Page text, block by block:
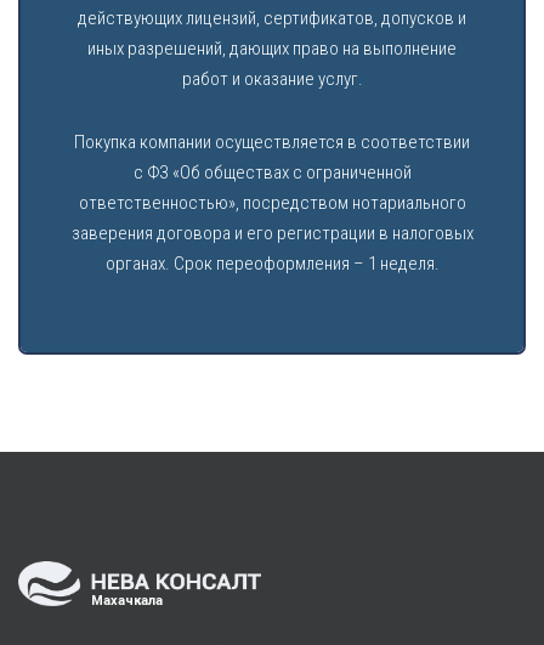
действующих лицензий, сертификатов, допусков и
иных разрешений, дающих право на выполнение
работ и оказание услуг.
Покупка компании осуществляется в соответствии
с ФЗ «Об обществах с ограниченной
ответственностью», посредством нотариального
заверения договора и его регистрации в налоговых
органах. Срок переоформления – 1 неделя.
Махачкала